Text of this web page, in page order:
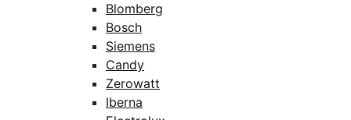
Blomberg
Bosch
Siemens
Candy
Zerowatt
Iberna